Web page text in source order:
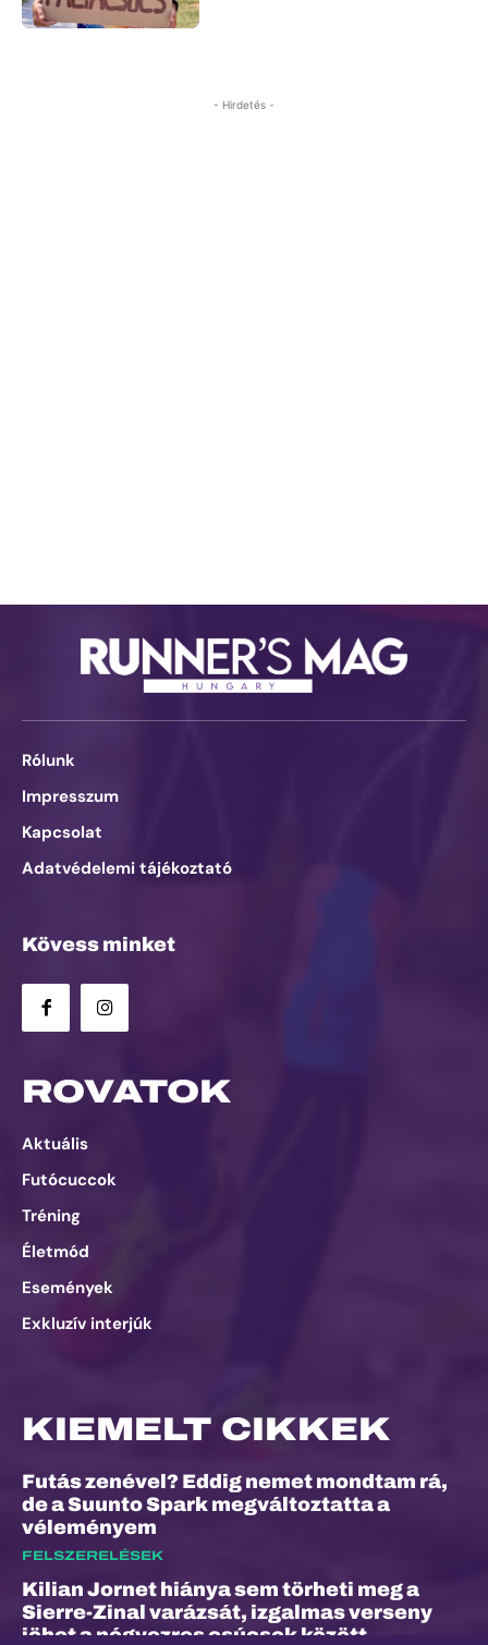
- Hirdetés -
Rólunk
Impresszum
Kapcsolat
Adatvédelemi tájékoztató
Kövess minket
ROVATOK
Aktuális
Futócuccok
Tréning
Életmód
Események
Exkluzív interjúk
KIEMELT CIKKEK
Futás zenével? Eddig nemet mondtam rá,
de a Suunto Spark megváltoztatta a
véleményem
FELSZERELÉSEK
Kilian Jornet hiánya sem törheti meg a
Sierre-Zinal varázsát, izgalmas verseny
jöhet a négyezres csúcsok között